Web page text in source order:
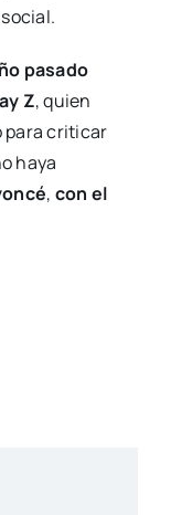
pasado
Z, quien
para criticar
haya
, con el